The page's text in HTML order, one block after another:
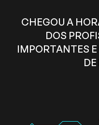
CHEGOU A
DOS
IMPORTANTES